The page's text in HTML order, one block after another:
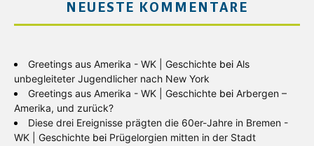
NEUESTE KOMMENTARE
Greetings aus Amerika - WK | Geschichte bei Als
unbegleiteter Jugendlicher nach New York
Greetings aus Amerika - WK | Geschichte bei Arbergen –
Amerika, und zurück?
Diese drei Ereignisse prägten die 60er-Jahre in Bremen -
WK | Geschichte bei Prügelorgien mitten in der Stadt